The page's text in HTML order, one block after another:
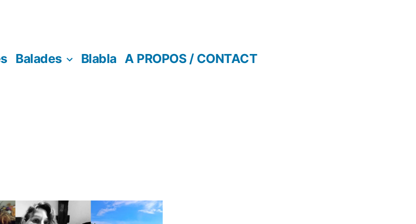
Balades Blabla A PROPOS / CONTACT